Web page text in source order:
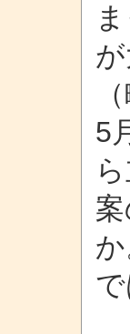
5
で